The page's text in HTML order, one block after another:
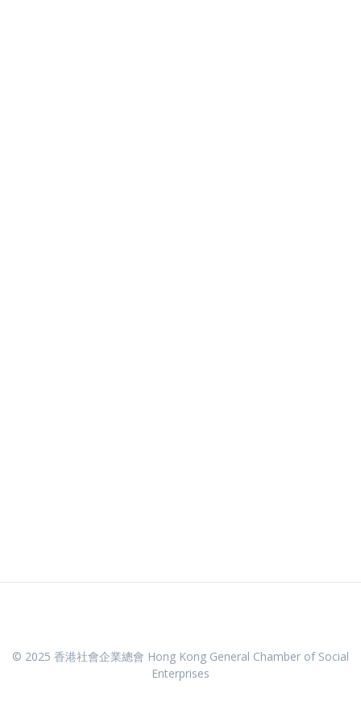
© 2025 香港社會企業總會 Hong Kong General Chamber of Social
Enterprises